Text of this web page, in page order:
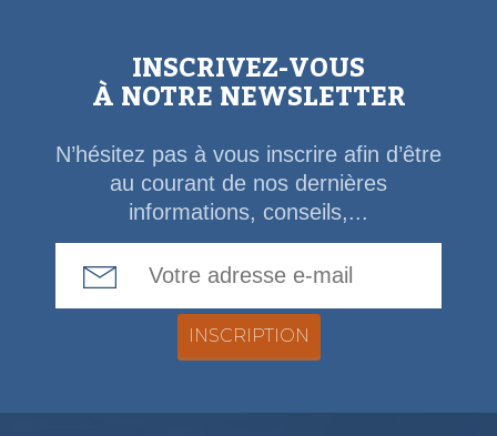
INSCRIVEZ-VOUS
À NOTRE NEWSLETTER
N’hésitez pas à vous inscrire afin d’être
au courant de nos dernières
informations, conseils,...